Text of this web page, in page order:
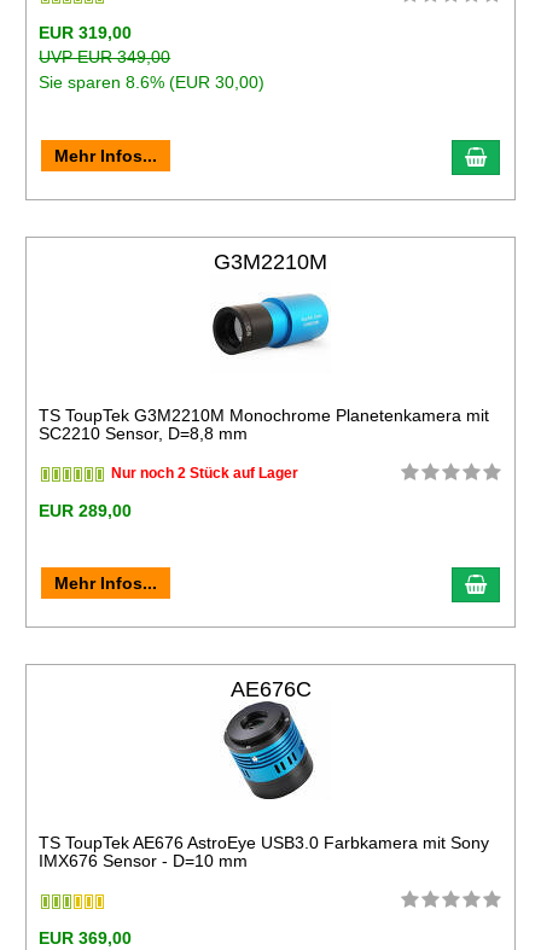
EUR 319,00
UVP EUR 349,00
Sie sparen 8.6% (EUR 30,00)
Mehr Infos...
G3M2210M
TS ToupTek G3M2210M Monochrome Planetenkamera mit
SC2210 Sensor, D=8,8 mm
Nur noch 2 Stück auf Lager
EUR 289,00
Mehr Infos...
AE676C
TS ToupTek AE676 AstroEye USB3.0 Farbkamera mit Sony
IMX676 Sensor - D=10 mm
EUR 369,00